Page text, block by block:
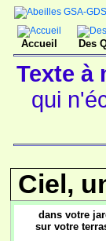
Accueil Des
Texte à
qui
Ciel,
dans votre
sur votre